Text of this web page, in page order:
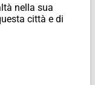
nella sua
città e di